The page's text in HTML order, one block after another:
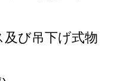
び吊下げ式物